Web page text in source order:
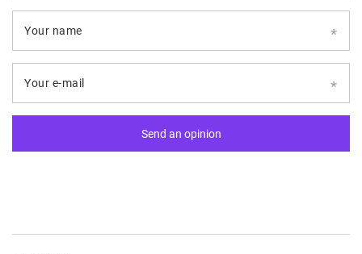
Your name
Your e-mail
Send an opinion